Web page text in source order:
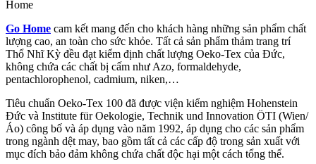
Home
Go Home cam kết mang đến cho khách hàng những sản phẩm chất
lượng cao, an toàn cho sức khỏe. Tất cả sản phẩm thảm trang trí
Thổ Nhĩ Kỳ đều đạt kiểm định chất lượng Oeko-Tex của Đức,
không chứa các chất bị cấm như Azo, formaldehyde,
pentachlorophenol, cadmium, niken,…
Tiêu chuẩn Oeko-Tex 100 đã được viện kiểm nghiệm Hohenstein
Đức và Institute für Oekologie, Technik und Innovation ÖTI (Wien/
Áo) công bố và áp dụng vào năm 1992, áp dụng cho các sản phẩm
trong ngành dệt may, bao gồm tất cả các cấp độ trong sản xuất với
mục đích bảo đảm không chứa chất độc hại một cách tổng thể.